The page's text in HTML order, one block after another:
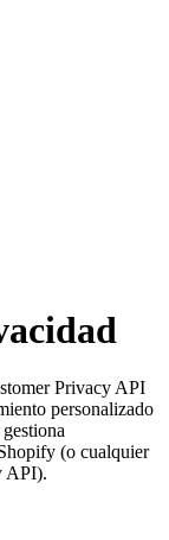
Privacy API
personalizado
(o cualquier
API).